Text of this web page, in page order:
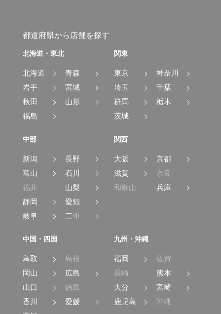
都道府県から店舗を探す
北海道・東北
北海道
青森
岩手
宮城
秋田
山形
福島
関東
東京
神奈川
埼玉
千葉
群馬
栃木
茨城
中部
新潟
長野
富山
石川
福井
山梨
静岡
愛知
岐阜
三重
関西
大阪
京都
滋賀
奈良
和歌山
兵庫
中国・四国
鳥取
島根
岡山
広島
山口
徳島
香川
愛媛
九州・沖縄
福岡
佐賀
長崎
熊本
大分
宮崎
鹿児島
沖縄